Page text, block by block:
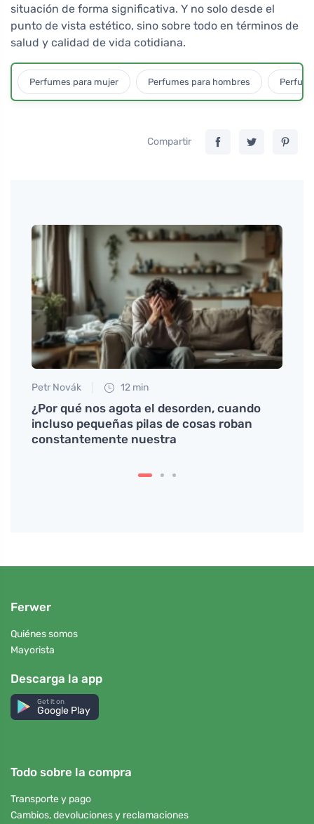
situación de forma significativa. Y no solo desde el
punto de vista estético, sino sobre todo en términos de
salud y calidad de vida cotidiana.
Perfumes para mujer Perfumes para hombres
Compartir
Petr Novák 12 min
¿Por qué nos agota el desorden, cuando
incluso pequeñas pilas de cosas roban
constantemente nuestra
Ferwer
Quiénes somos
Mayorista
Descarga la app
Get it on
Google Play
Todo sobre la compra
Transporte y pago
Cambios, devoluciones y reclamaciones